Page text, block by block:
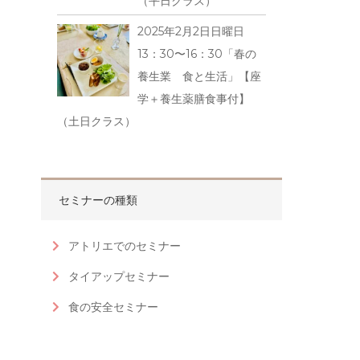
2025年2月2日日曜日
13：30〜16：30「春の
養生業 食と生活」【座
学＋養生薬膳食事付】
（土日クラス）
セミナーの種類
アトリエでのセミナー
タイアップセミナー
食の安全セミナー